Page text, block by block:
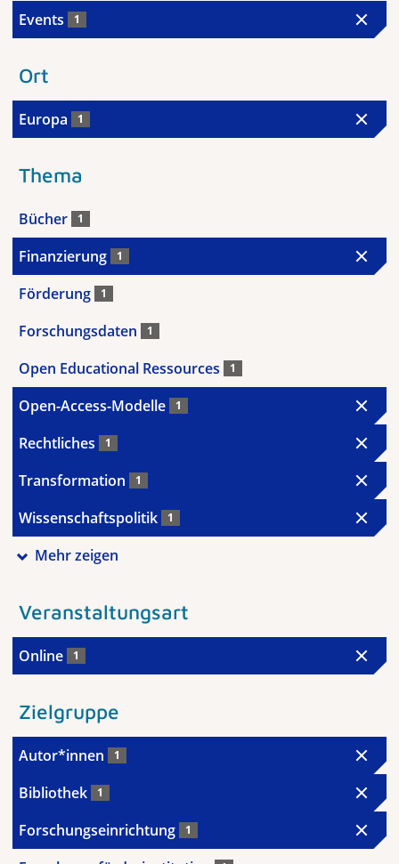
Events 1
Ort
Europa 1
Thema
Bücher 1
Finanzierung 1
Förderung 1
Forschungsdaten 1
Open Educational Ressources 1
Open-Access-Modelle 1
Rechtliches 1
Transformation 1
Wissenschaftspolitik 1
Mehr zeigen
Veranstaltungsart
Online 1
Zielgruppe
Autor*innen 1
Bibliothek 1
Forschungseinrichtung 1